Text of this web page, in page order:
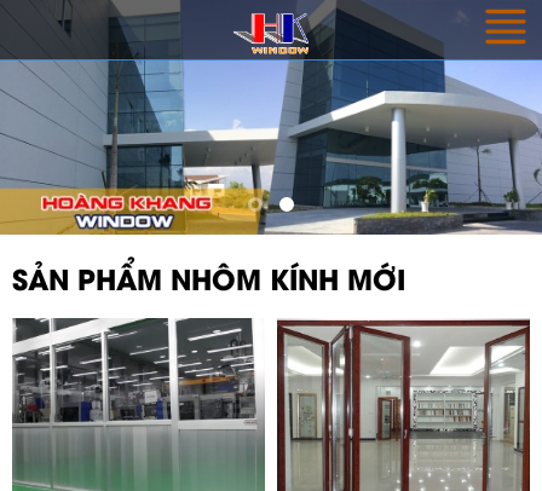
SẢN PHẨM NHÔM KÍNH MỚI